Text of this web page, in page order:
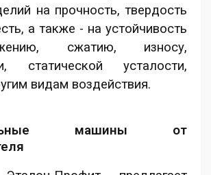
на прочность, твердость
а также - на устойчивость
сжатию, износу,
статической усталости,
видам воздействия.
машины от